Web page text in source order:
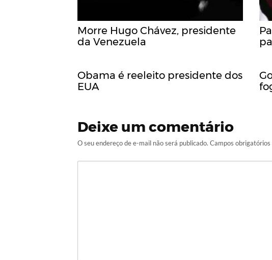
Morre Hugo Chávez, presidente
da Venezuela
Obama é reeleito presidente dos
EUA
Deixe um comentário
O seu endereço de e-mail não será publicado. Campos obrigatórios